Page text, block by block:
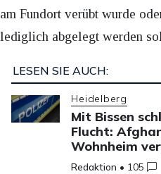
am Fundort verübt wurde
lediglich abgelegt werden
LESEN SIE AUCH:
Heidelberg
Mit Bissen
Flucht:
Wohnheim
Redaktion • 105